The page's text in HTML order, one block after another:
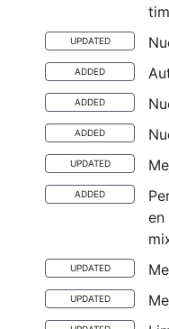
UPDATED
ADDED
ADDED
ADDED
UPDATED
ADDED
en
UPDATED
UPDATED